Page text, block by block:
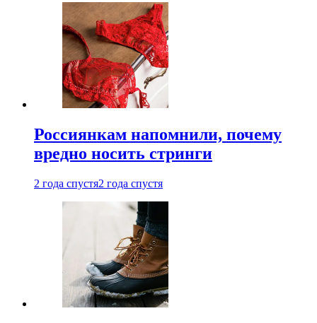
Россиянкам напомнили, почему
вредно носить стринги
2 года спустя2 года спустя